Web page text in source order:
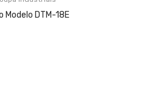
DTM-18E